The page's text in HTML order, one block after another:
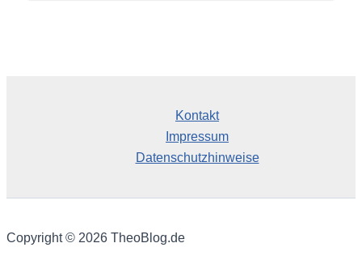
Kontakt
Impressum
Datenschutzhinweise
Copyright © 2026 TheoBlog.de